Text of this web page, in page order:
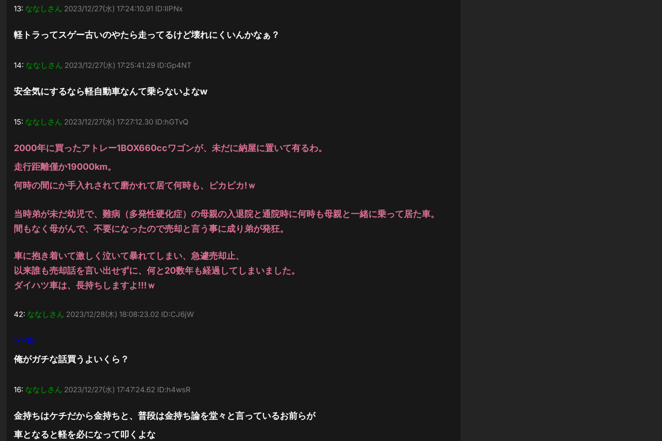
13: ななしさん 2023/12/27(水) 17:24:10.91 ID:IlPNx
軽トラってスゲー古いのやたら走ってるけど壊れにくいんかなぁ？
14: ななしさん 2023/12/27(水) 17:25:41.29 ID:Gp4NT
安全気にするなら軽自動車なんて乗らないよなw
15: ななしさん 2023/12/27(水) 17:27:12.30 ID:hGTvQ
2000年に買ったアトレー1BOX660ccワゴンが、未だに納屋に置いて有るわ。
走行距離僅か19000km。
何時の間にか手入れされて磨かれて居て何時も、ピカピカ!ｗ
当時弟が未だ幼児で、難病（多発性硬化症）の母親の入退院と通院時に何時も母親と一緒に乗って居た車。
間もなく母がんで、不要になったので売却と言う事に成り弟が発狂。
車に抱き着いて激しく泣いて暴れてしまい、急遽売却止、
以来誰も売却話を言い出せずに、何と20数年も経過してしまいました。
ダイハツ車は、長持ちしますよ!!!ｗ
42: ななしさん 2023/12/28(木) 18:08:23.02 ID:CJ6jW
>>15
俺がガチな話買うよいくら？
16: ななしさん 2023/12/27(水) 17:47:24.62 ID:h4wsR
金持ちはケチだから金持ちと、普段は金持ち論を堂々と言っているお前らが
車となると軽を必になって叩くよな